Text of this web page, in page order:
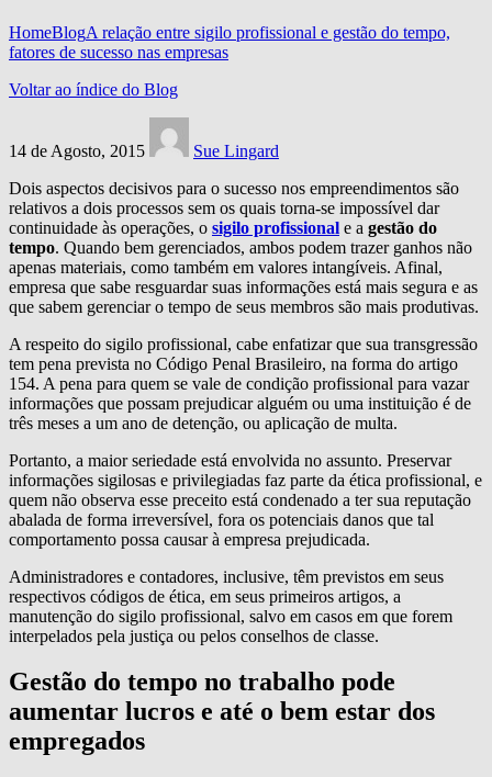
HomeBlogA relação entre sigilo profissional e gestão do tempo,
fatores de sucesso nas empresas
Voltar ao índice do Blog
14 de Agosto, 2015
Sue Lingard
Dois aspectos decisivos para o sucesso nos empreendimentos são
relativos a dois processos sem os quais torna-se impossível dar
continuidade às operações, o sigilo profissional e a gestão do
tempo. Quando bem gerenciados, ambos podem trazer ganhos não
apenas materiais, como também em valores intangíveis. Afinal,
empresa que sabe resguardar suas informações está mais segura e as
que sabem gerenciar o tempo de seus membros são mais produtivas.
A respeito do sigilo profissional, cabe enfatizar que sua transgressão
tem pena prevista no Código Penal Brasileiro, na forma do artigo
154. A pena para quem se vale de condição profissional para vazar
informações que possam prejudicar alguém ou uma instituição é de
três meses a um ano de detenção, ou aplicação de multa.
Portanto, a maior seriedade está envolvida no assunto. Preservar
informações sigilosas e privilegiadas faz parte da ética profissional, e
quem não observa esse preceito está condenado a ter sua reputação
abalada de forma irreversível, fora os potenciais danos que tal
comportamento possa causar à empresa prejudicada.
Administradores e contadores, inclusive, têm previstos em seus
respectivos códigos de ética, em seus primeiros artigos, a
manutenção do sigilo profissional, salvo em casos em que forem
interpelados pela justiça ou pelos conselhos de classe.
Gestão do tempo no trabalho pode
aumentar lucros e até o bem estar dos
empregados